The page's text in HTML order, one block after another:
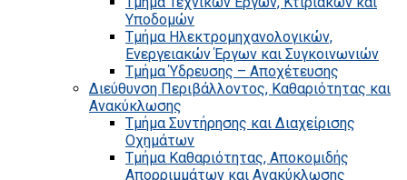
Υποδομών
Τμήμα Ηλεκτρομηχανολογικών,
Ενεργειακών Έργων και Συγκοινωνιών
Τμήμα Ύδρευσης – Αποχέτευσης
Διεύθυνση Περιβάλλοντος, Καθαριότητας και
Ανακύκλωσης
Τμήμα Συντήρησης και Διαχείρισης
Οχημάτων
Τμήμα Καθαριότητας, Αποκομιδής
Απορριμμάτων και Ανακύκλωσης